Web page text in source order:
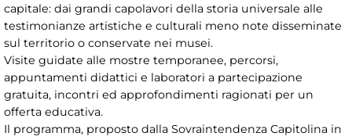
capitale: dai grandi capolavori della storia universale alle
testimonianze artistiche e culturali meno note disseminate
sul territorio o conservate nei musei.
Visite guidate alle mostre temporanee, percorsi,
appuntamenti didattici e laboratori a partecipazione
gratuita, incontri ed approfondimenti ragionati per un
offerta educativa.
Il programma, proposto dalla Sovraintendenza Capitolina in